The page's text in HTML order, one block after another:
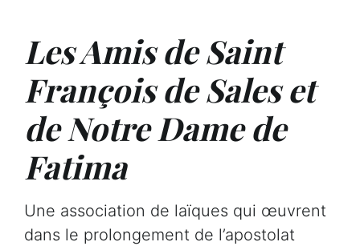
Les Amis de Saint
François de Sales et
de Notre Dame de
Fatima
Une association de laïques qui œuvrent
dans le prolongement de l’apostolat